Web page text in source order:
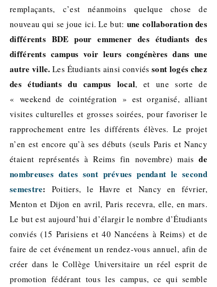
remplaçants, c’est néanmoins quelque chose de
nouveau qui se joue ici. Le but: une collaboration des
différents BDE pour emmener des étudiants des
différents campus voir leurs congénères dans une
autre ville. Les Étudiants ainsi conviéssont logés chez
des étudiants du campus local, et une sorte de
« weekend de cointégration » est organisé, alliant
visites culturelles et grosses soirées, pour favoriser le
rapprochement entre les différents élèves. Le projet
n’en est encore qu’à ses débuts (seuls Paris et Nancy
étaient représentés à Reims fin novembre) maisde
nombreuses dates sont prévues pendant le second
semestre: Poitiers, le Havre et Nancy en février,
Menton et Dijon en avril, Paris recevra, elle, en mars.
Le but est aujourd’hui d’élargir le nombre d’Étudiants
conviés (15 Parisiens et 40 Nancéens à Reims) et de
faire de cet événement un rendez-vous annuel, afin de
créer dans le Collège Universitaire un réel esprit de
promotion fédérant tous les campus, ce qui semble